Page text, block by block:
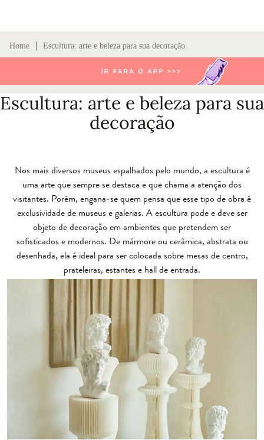
Home Escultura: arte e beleza para sua decoração
Escultura: arte e beleza para sua
decoração
Nos mais diversos museus espalhados pelo mundo, a escultura é
uma arte que sempre se destaca e que chama a atenção dos
visitantes. Porém, engana-se quem pensa que esse tipo de obra é
exclusividade de museus e galerias. A escultura pode e deve ser
objeto de decoração em ambientes que pretendem ser
sofisticados e modernos. De mármore ou cerâmica, abstrata ou
desenhada, ela é ideal para ser colocada sobre mesas de centro,
prateleiras, estantes e hall de entrada.